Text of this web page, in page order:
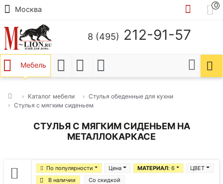
Москва
0
8 (495) 212-91-57
Мебель
Каталог мебели
Стулья обеденные для кухни
Стулья с мягким сиденьем
СТУЛЬЯ С МЯГКИМ СИДЕНЬЕМ НА
МЕТАЛЛОКАРКАСЕ
По популярности
Цена
В наличии
Со скидкой
МАТЕРИАЛ: 6 ЦВЕТ